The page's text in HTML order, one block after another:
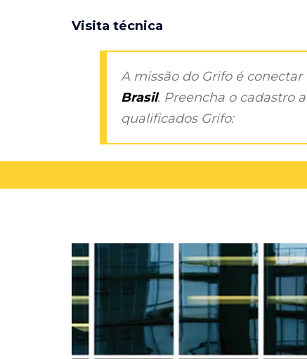
Visita técnica
A missão do Grifo é
Brasil. Preencha o cadastro
qualificados Grifo: